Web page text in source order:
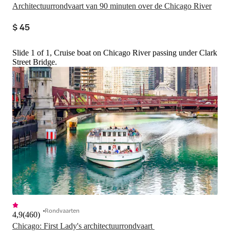
Architectuurrondvaart van 90 minuten over de Chicago River
$ 45
Slide 1 of 1, Cruise boat on Chicago River passing under Clark
Street Bridge.
Chicago: First Lady's architectuurrondvaart
4,9(460) Rondvaarten